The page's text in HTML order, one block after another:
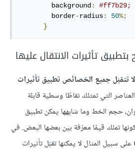
background: #ff7b29;
border-radius: 50%;
}
تأثيرات الانتقال عليها
لا تتقبّل جميع الخصائص تطبيق تأثيرات
التي تمتلك نقاطًا وسطية قابلة
حجم الخط وما شابهها يمكن تطبيق
تملك قيمًا معرّفة بين بعضها البعض. في
على سبيل المثال لا يمكنها تقبّل تأثيرات